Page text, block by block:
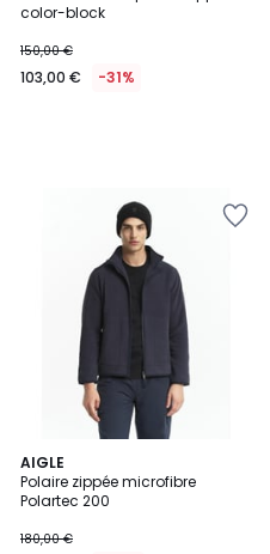
color-block
150,00 €
103,00 € -31%
AIGLE
Polaire zippée microfibre
Polartec 200
180,00 €